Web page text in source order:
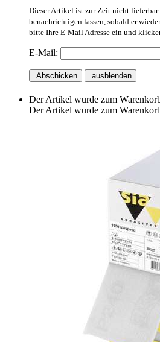
Dieser Artikel ist zur Zeit nicht
benachrichtigen lassen, sobald er
bitte Ihre E-Mail Adresse ein und
E-Mail:
Abschicken ausblenden
Der Artikel wurde zum
Der Artikel wurde zum